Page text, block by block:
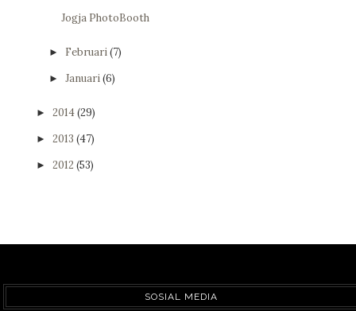
Jogja PhotoBooth
► Februari(7)
► Januari(6)
► 2014(29)
► 2013 (47)
► 2012 (53)
SOSIAL MEDIA